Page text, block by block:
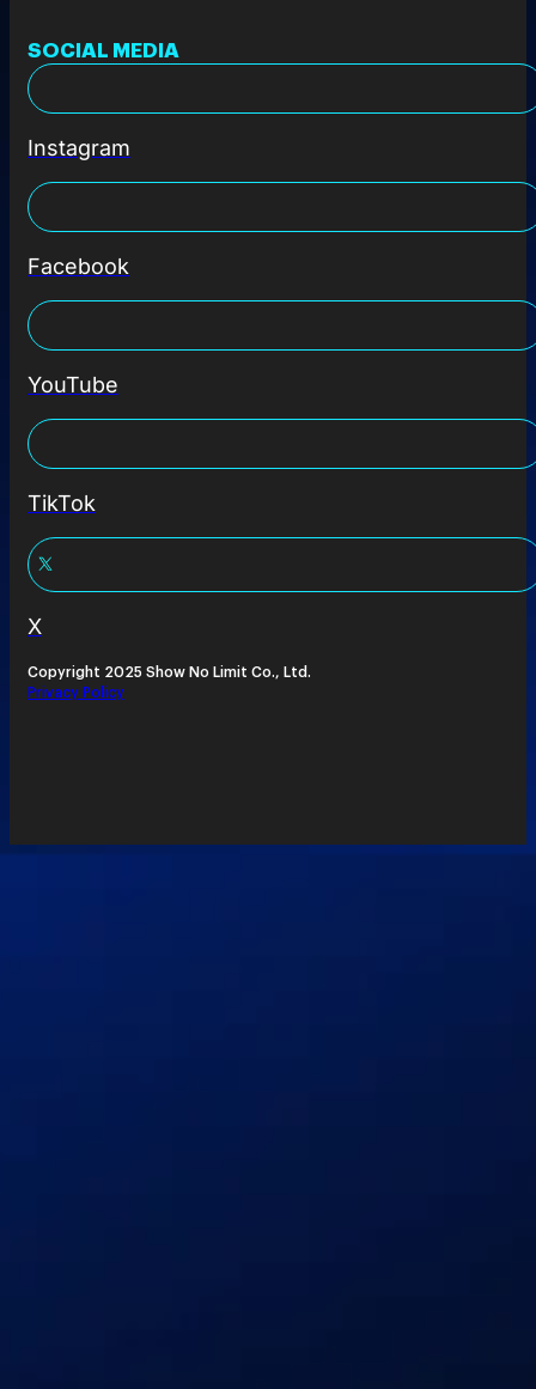
SOCIAL MEDIA
Instagram
Facebook
YouTube
TikTok
X
Copyright 2025 Show No Limit Co., Ltd.
Privacy Policy